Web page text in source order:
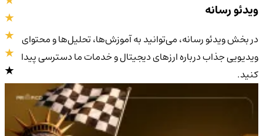
4.9/5
ویدئو رسانه
در بخش ویدئو رسانه، می‌توانید به آموزش‌ها، تحلیل‌ها و محتوای
ویدیویی جذاب درباره ارزهای دیجیتال و خدمات ما دسترسی پیدا
کنید.